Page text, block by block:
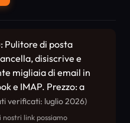
Pulitore di posta
disiscrive e
migliaia di email in
e IMAP. Prezzo: a
verificati: luglio 2026)
link possiamo